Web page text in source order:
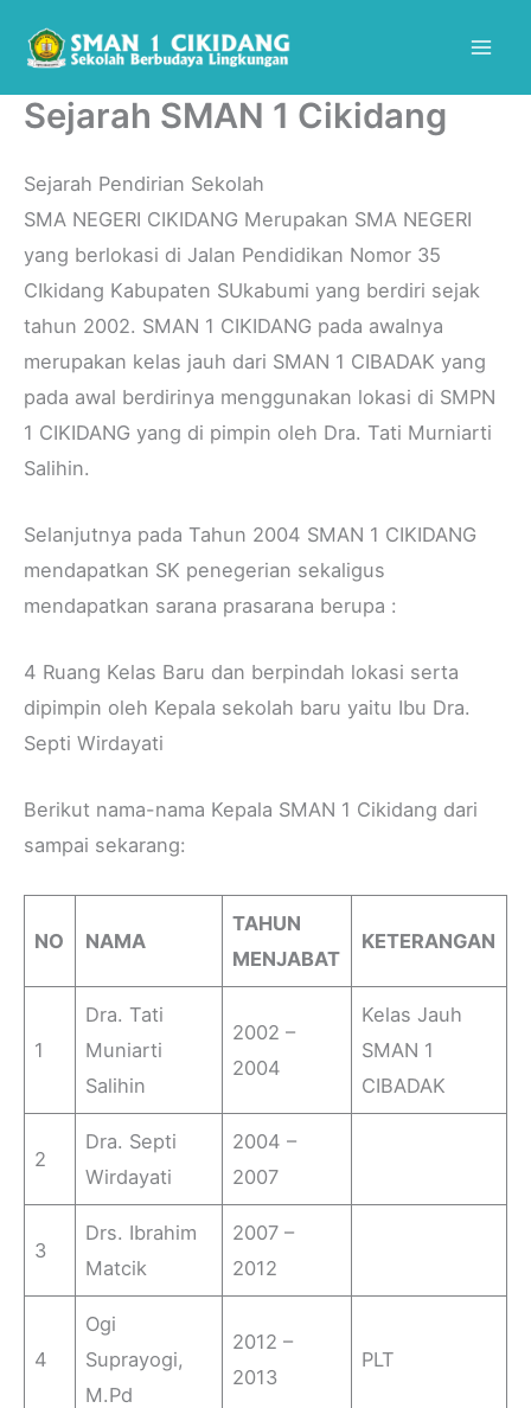
Sejarah SMAN 1 Cikidang
Sejarah Pendirian Sekolah
SMA NEGERI CIKIDANG Merupakan SMA NEGERI
yang berlokasi di Jalan Pendidikan Nomor 35
CIkidang Kabupaten SUkabumi yang berdiri sejak
tahun 2002. SMAN 1 CIKIDANG pada awalnya
merupakan kelas jauh dari SMAN 1 CIBADAK yang
pada awal berdirinya menggunakan lokasi di SMPN
1 CIKIDANG yang di pimpin oleh Dra. Tati Murniarti
Salihin.
Selanjutnya pada Tahun 2004 SMAN 1 CIKIDANG
mendapatkan SK penegerian sekaligus
mendapatkan sarana prasarana berupa :
4 Ruang Kelas Baru dan berpindah lokasi serta
dipimpin oleh Kepala sekolah baru yaitu Ibu Dra.
Septi Wirdayati
Berikut nama-nama Kepala SMAN 1 Cikidang dari
sampai sekarang:
NO NAMA
TAHUN
MENJABAT
KETERANGAN
1
Dra. Tati
Muniarti
Salihin
2002 –
2004
Kelas Jauh
SMAN 1
CIBADAK
2
Dra. Septi
Wirdayati
2004 –
2007
3
Drs. Ibrahim
Matcik
2007 –
2012
4
Ogi
Suprayogi,
M.Pd
2012 –
2013
PLT